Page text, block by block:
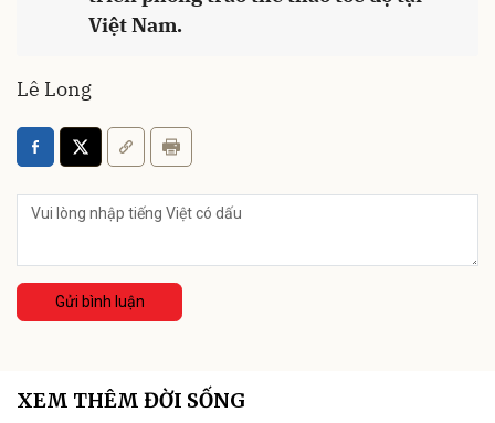
Việt Nam.
Lê Long
Gửi bình luận
XEM THÊM ĐỜI SỐNG